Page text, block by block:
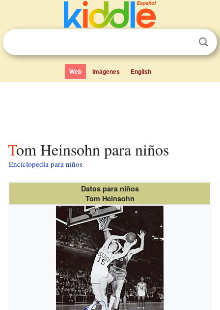
Web Imágenes English
Tom Heinsohn para niños
Enciclopedia para niños
Datos para niños
Tom Heinsohn